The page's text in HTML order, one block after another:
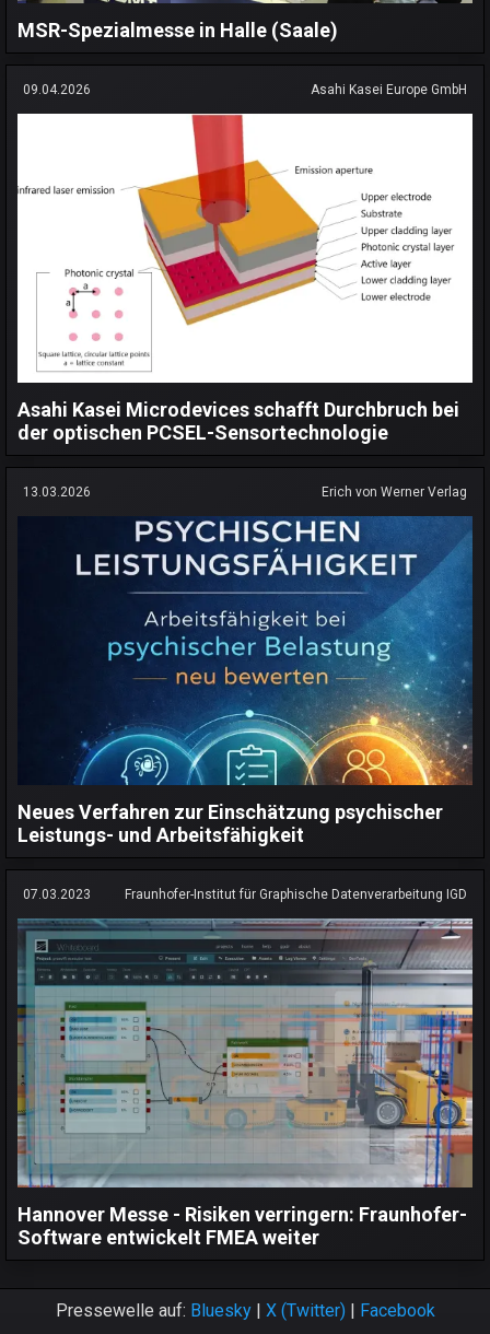
MSR-Spezialmesse in Halle (Saale)
09.04.2026 Asahi Kasei Europe GmbH
Asahi Kasei Microdevices schafft Durchbruch bei
der optischen PCSEL-Sensortechnologie
13.03.2026 Erich von Werner Verlag
Neues Verfahren zur Einschätzung psychischer
Leistungs- und Arbeitsfähigkeit
07.03.2023 Fraunhofer-Institut für Graphische Datenverarbeitung IGD
Hannover Messe - Risiken verringern: Fraunhofer-
Software entwickelt FMEA weiter
Pressewelle auf: Bluesky| X (Twitter)| Facebook